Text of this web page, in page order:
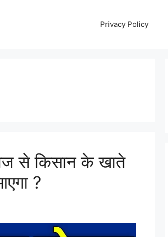
Privacy Policy
से किसान के खाते
?